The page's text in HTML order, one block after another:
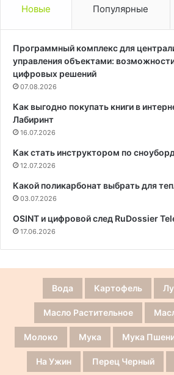
Новые Популярные
Программный комплекс для
управления объектами:
цифровых решений
07.08.2026
Как выгодно покупать книги в
Лабиринт
16.07.2026
Как стать инструктором по
12.07.2026
Какой поликарбонат выбрать для
03.07.2026
OSINT и цифровой след RuDossier
17.06.2026
Вода Картофель
Масло Растительное
Молоко Мука Мука
На Ужин Перец Черный